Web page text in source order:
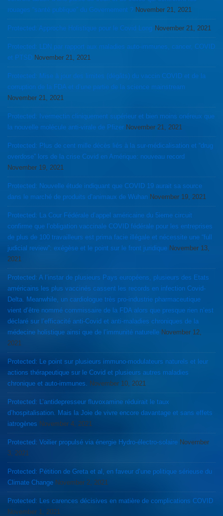
rouages “santé publique” du Governement ? November 21, 2021
Protected: Approche Holistique pour le Covid Long November 21, 2021
Protected: LDN par rapport aux maladies auto-immunes, cancer, COVID
et PTSD November 21, 2021
Protected: Mise à jour des limites (dégâts) du vaccin COVID et de la
corruption de la FDA et d’une partie de la science mainstream
November 21, 2021
Protected: Ivermectin cliniquement supérieur et bien moins onéreux que
la nouvelle molécule anti-virale de Pfizer November 21, 2021
Protected: Plus de cent mille décès liés à la sur-médicalisation et “drug
overdose” lors de la crise Covid en Amérique: nouveau record
November 19, 2021
Protected: Nouvelle étude indiquant que COVID 19 aurait sa source
dans le marché de produits d’animaux de Wuhan November 19, 2021
Protected: La Cour Fédérale d’appel américaine du 5ieme circuit
confirme que l’obligation vaccinale COVID fédérale pour les entreprises
de plus de 100 travailleurs est prima facie illégale et nécessite une “full
judicial review”: exégèse et le point sur le front juridique November 13,
2021
Protected: A l’instar de plusieurs Pays européens, plusieurs des Etats
américains les plus vaccinés cassent les records en infection Covid-
Delta. Meanwhile, un cardiologue très pro-industrie pharmaceutique
vient d’être nommé commissaire de la FDA alors que presque rien n’est
déclaré sur l’efficacité anti-Covid et anti-maladies chroniques de la
médecine holistique ainsi que de l’immunité naturelle November 12,
2021
Protected: Le point sur plusieurs immuno-modulateurs naturels et leur
actions thérapeutique sur le Covid et plusieurs autres maladies
chronique et auto-immunes.
November 10, 2021
Protected: L’antidepresseur fluvoxamine réduirait le taux
d’hospitalisation. Mais la Joie de vivre encore davantage et sans effets
iatrogènes November 4, 2021
Protected: Voilier propulsé via énergie Hydro-électro-solaire November
3, 2021
Protected: Pétition de Greta et al, en faveur d’une politique sérieuse du
Climate Change November 2, 2021
Protected: Les carences décisives en matière de complications COVID
November 1, 2021